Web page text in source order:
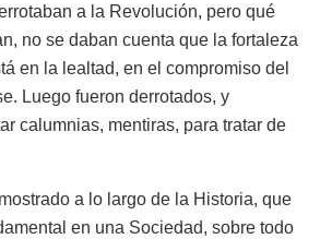
a la Revolución, pero qué
no se daban cuenta que la fortaleza
en la lealtad, en el compromiso del
Luego fueron derrotados, y
calumnias, mentiras, para tratar de
a lo largo de la Historia, que
en una Sociedad, sobre todo